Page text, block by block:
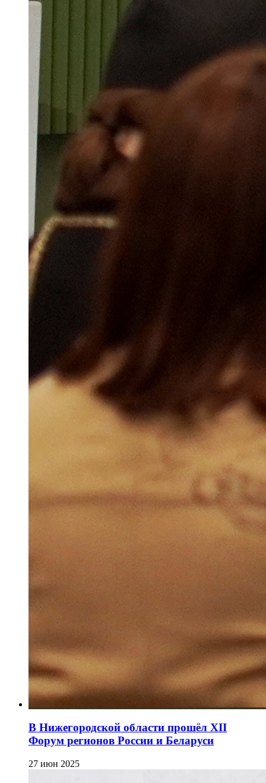
В Нижегородской области прошёл XII
Форум регионов России и Беларуси
27 июн 2025